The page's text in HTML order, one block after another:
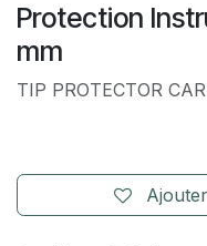
Protection
mm
TIP PROTECTOR